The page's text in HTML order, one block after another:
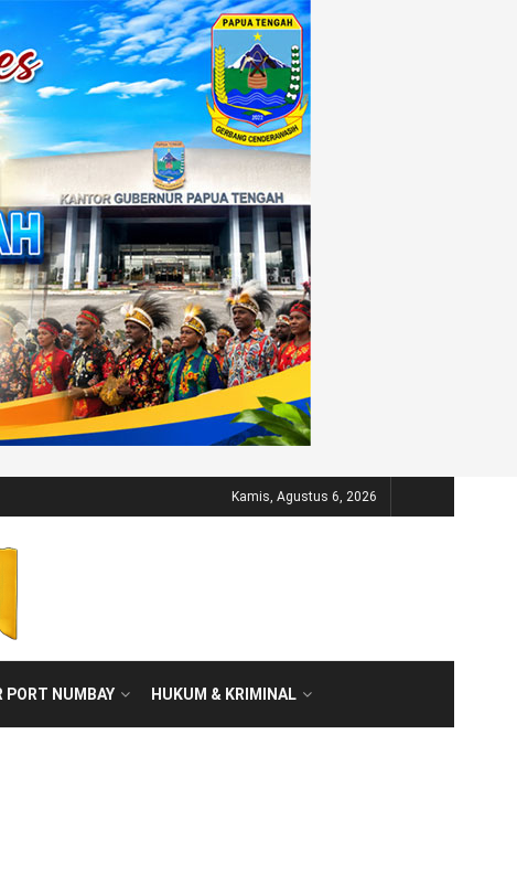
Kamis, Agustus 6, 2026
PORT NUMBAY HUKUM & KRIMINAL